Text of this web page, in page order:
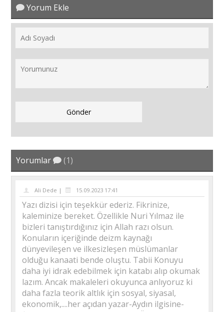
Yorum Ekle
Yorumlar (1)
Ali Dede | 15.09.2023 17:41
Yazı dizisi için teşekkür ederiz. Fikrinize,
kaleminize bereket. Özellikle Nuri Yılmaz ile
bizleri tanıştırdığınız için Allah razı olsun.
Konuların içeriğinde deizm kaynağı
dünyevileşen ve ilkesizleşen müslümanlar
olduğu kanaati bende oluştu. Tabii Konuyu
daha iyi idrak edebilmek için katabı alıp okumak
lazım. Ancak makaleleri okuyunca anlıyoruz ki
daha fazla teorik altlık için sosyal, siyasal,
ekonomik,....her açıdan yazar-Aydın ilgisine-